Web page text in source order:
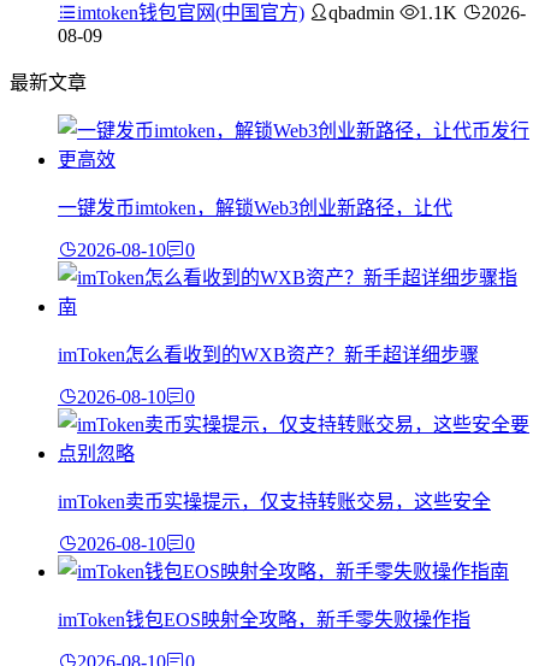
imtoken钱包官网(中国官方) qbadmin 1.1K
2026-
08-09
最新文章
一键发币imtoken，解锁Web3创业新路径，让代
2026-08-10 0
imToken怎么看收到的WXB资产？新手超详细步骤
2026-08-10 0
imToken卖币实操提示，仅支持转账交易，这些安全
2026-08-10 0
imToken钱包EOS映射全攻略，新手零失败操作指
2026-08-10 0